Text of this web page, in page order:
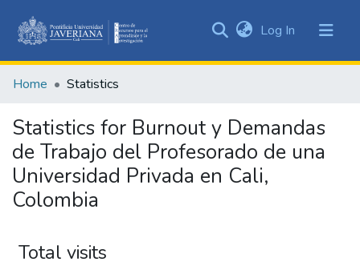
&
All of DSpace
Log In (current)
Home Statistics
Statistics for Burnout y Demandas
de Trabajo del Profesorado de una
Universidad Privada en Cali,
Colombia
Total visits